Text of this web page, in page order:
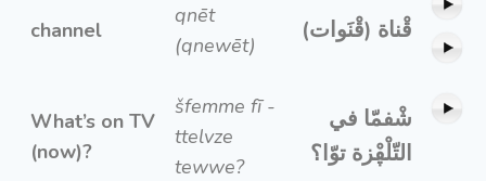
channel
qnēt
(qnewēt)
قْناة (قْنَوات)
What’s on TV
(now)?
šfemme fī -
ttelvze
tewwe?
شْفمّا في
التّلْڥْزة توّا؟